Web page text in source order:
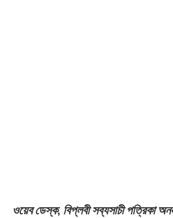
ওয়েব ডেস্ক, বিপ্লবী সব্যসাচী পত্রিকা